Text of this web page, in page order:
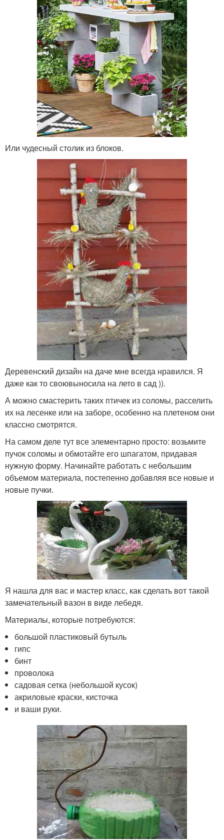
Или чудесный столик из блоков.
Деревенский дизайн на даче мне всегда нравился. Я
даже как то своювыносила на лето в сад )).
А можно смастерить таких птичек из соломы, расселить
их на лесенке или на заборе, особенно на плетеном они
классно смотрятся.
На самом деле тут все элементарно просто: возьмите
пучок соломы и обмотайте его шпагатом, придавая
нужную форму. Начинайте работать с небольшим
объемом материала, постепенно добавляя все новые и
новые пучки.
Я нашла для вас и мастер класс, как сделать вот такой
замечательный вазон в виде лебедя.
Материалы, которые потребуются:
большой пластиковый бутыль
гипс
бинт
проволока
садовая сетка (небольшой кусок)
акриловые краски, кисточка
и ваши руки.